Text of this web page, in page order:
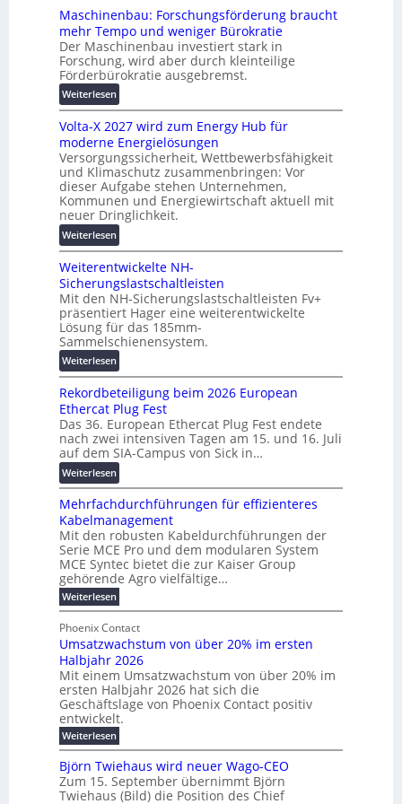
i
e
r
u
n
g
l
ö
s
u
n
g
e
n
t
e
s
c
h
u
t
z
u
n
d
d
i
g
i
t
a
l
e
T
r
a
n
p
a
r
e
n
z
Maschinenbau: Forschungsförderung braucht
mehr Tempo und weniger Bürokratie
Der Maschinenbau investiert stark in
Forschung, wird aber durch kleinteilige
Förderbürokratie ausgebremst.
Weiterlesen:
M
a
s
c
h
i
n
e
n
b
a
u
:
F
o
r
s
h
u
n
g
s
f
r
d
e
r
u
n
g
b
r
a
u
c
h
t
m
e
h
r
Volta-X 2027 wird zum Energy Hub für
moderne Energielösungen
Versorgungssicherheit, Wettbewerbsfähigkeit
und Klimaschutz zusammenbringen: Vor
dieser Aufgabe stehen Unternehmen,
Kommunen und Energiewirtschaft aktuell mit
neuer Dringlichkeit.
Weiterlesen:
V
o
l
t
a
-
X
2
0
2
7
w
i
r
d
z
u
m
E
n
e
r
g
u
b
f
ü
r
m
o
d
e
r
Weiterentwickelte NH-
Sicherungslastschaltleisten
Mit den NH-Sicherungslastschaltleisten Fv+
präsentiert Hager eine weiterentwickelte
Lösung für das 185mm-
Sammelschienensystem.
Weiterlesen:
W
e
i
t
e
r
e
n
t
w
i
c
k
e
l
e
N
H
-
S
i
c
h
e
r
u
Rekordbeteiligung beim 2026 European
Ethercat Plug Fest
Das 36. European Ethercat Plug Fest endete
nach zwei intensiven Tagen am 15. und 16. Juli
auf dem SIA-Campus von Sick in…
Weiterlesen:
R
e
k
o
r
d
b
e
t
e
i
l
i
g
u
n
g
b
e
Mehrfachdurchführungen für effizienteres
Kabelmanagement
Mit den robusten Kabeldurchführungen der
Serie MCE Pro und dem modularen System
MCE Syntec bietet die zur Kaiser Group
gehörende Agro vielfältige…
Weiterlesen:
M
h
r
f
a
c
h
d
u
r
c
f
ü
h
Phoenix Contact
Umsatzwachstum von über 20% im ersten
Halbjahr 2026
Mit einem Umsatzwachstum von über 20% im
ersten Halbjahr 2026 hat sich die
Geschäftslage von Phoenix Contact positiv
entwickelt.
Weiterlesen:
U
m
s
a
Björn Twiehaus wird neuer Wago-CEO
Zum 15. September übernimmt Björn
Twiehaus (Bild) die Position des Chief